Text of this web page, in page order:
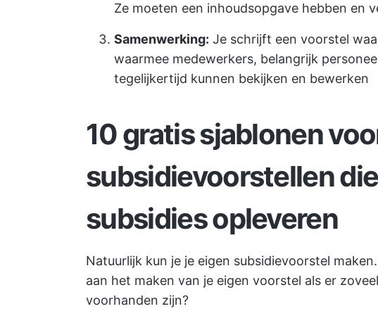
Ze moeten een inhoudsopgave hebben en
Samenwerking: Je schrijft een voorstel
waarmee medewerkers, belangrijk
tegelijkertijd kunnen bekijken en bewerken
10 gratis sjablonen
subsidievoorstellen
subsidies opleveren
Natuurlijk kun je je eigen subsidievoorstel
aan het maken van je eigen voorstel als er
voorhanden zijn?